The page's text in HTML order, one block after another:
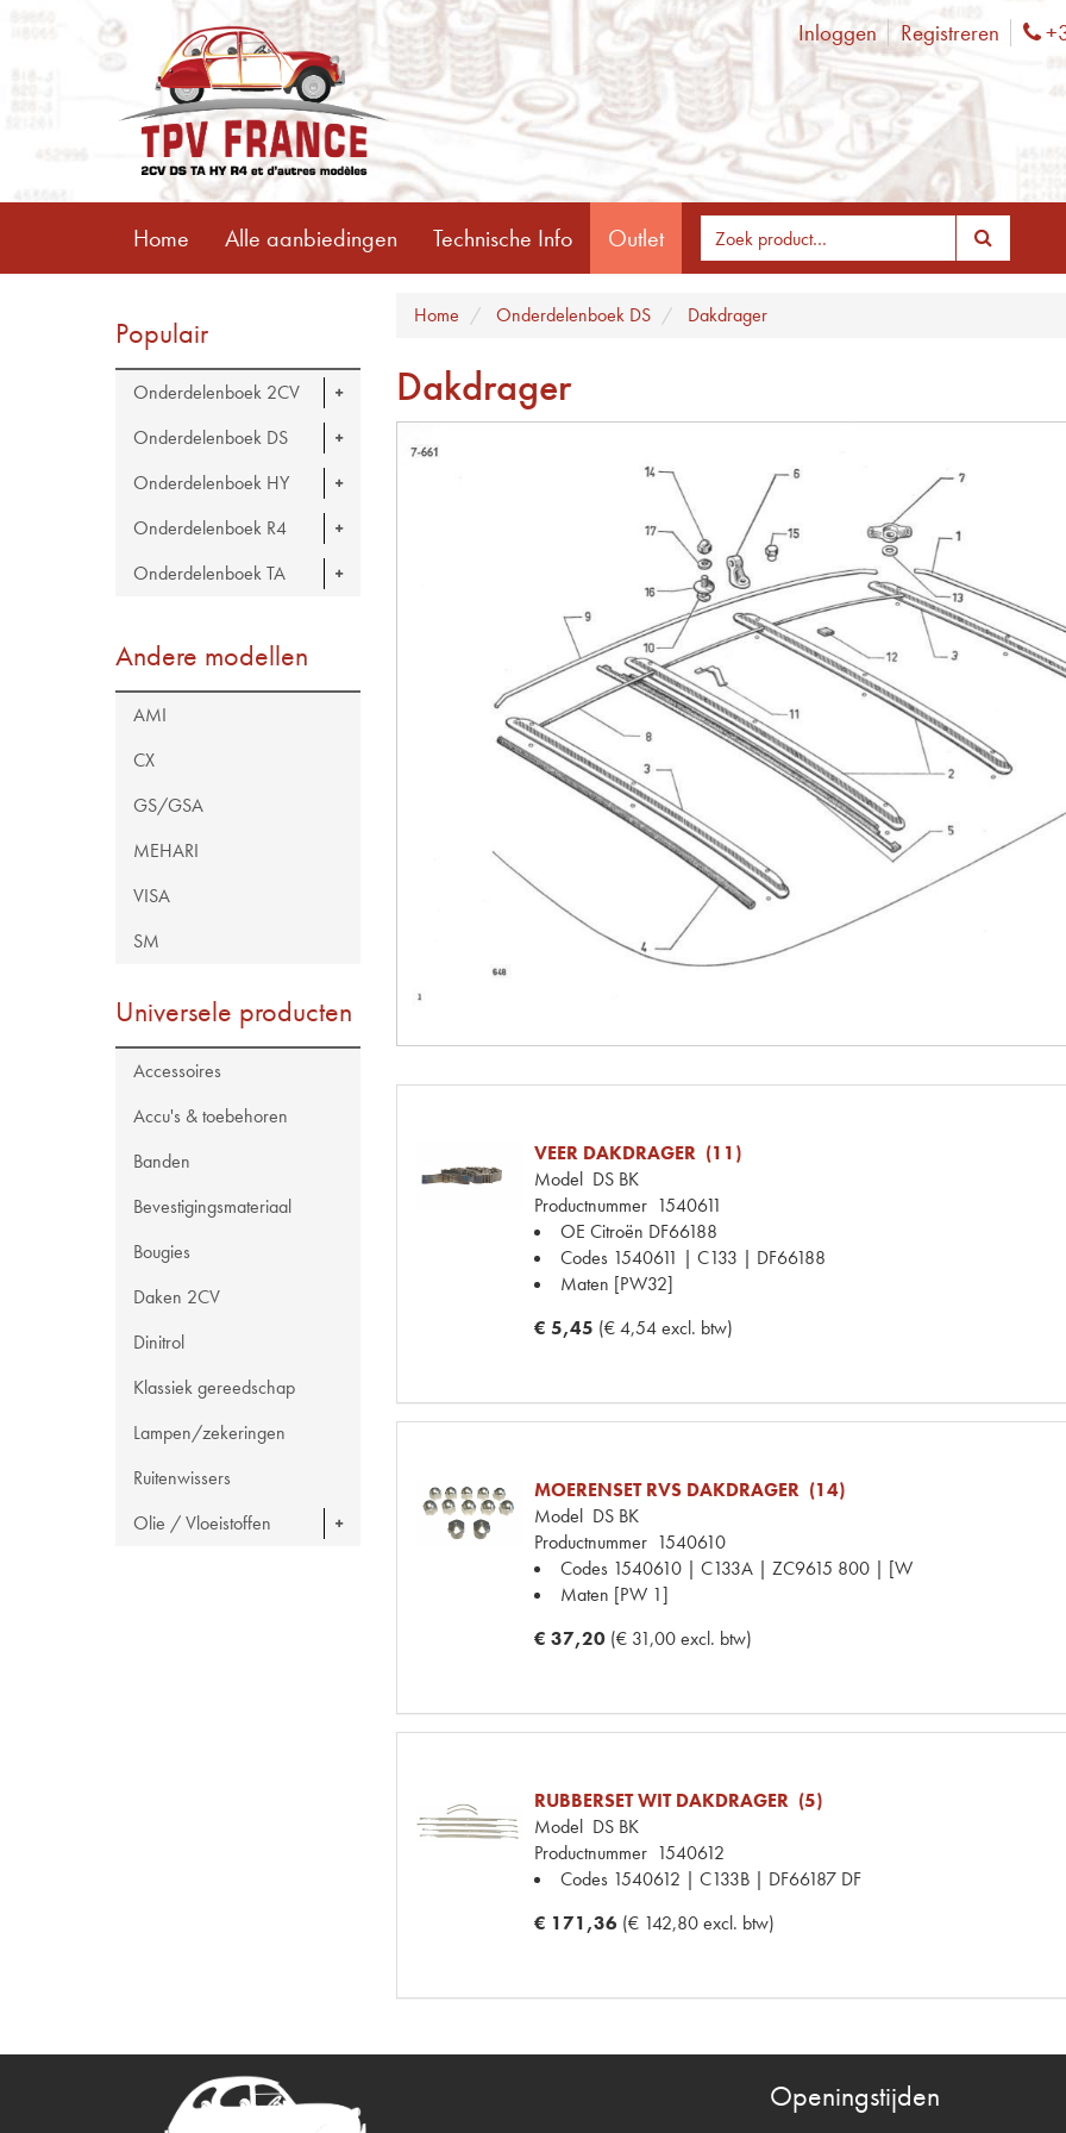
Inloggen Registreren
Home Alle aanbiedingen Technische Info Outlet
Populair
Onderdelenboek 2CV
Onderdelenboek DS
Onderdelenboek HY
Onderdelenboek R4
Onderdelenboek TA
Andere modellen
AMI
CX
GS/GSA
MEHARI
VISA
SM
Universele producten
Accessoires
Accu's & toebehoren
Banden
Bevestigingsmateriaal
Bougies
Daken 2CV
Dinitrol
Klassiek gereedschap
Lampen/zekeringen
Ruitenwissers
Olie / Vloeistoffen
Home Onderdelenboek DS Dakdrager
Dakdrager
VEER DAKDRAGER (11)
Model DS BK
Productnummer 1540611
OE Citroën DF66188
Codes 1540611 | C133 | DF66188
Maten [PW32]
€ 5,45 (€ 4,54 excl. btw)
MOERENSET RVS DAKDRAGER (14)
Model DS BK
Productnummer 1540610
Codes 1540610 | C133A | ZC9615 800 | [W
Maten [PW 1]
€ 37,20 (€ 31,00 excl. btw)
RUBBERSET WIT DAKDRAGER (5)
Model DS BK
Productnummer 1540612
Codes 1540612 | C133B | DF66187 DF
€ 171,36 (€ 142,80 excl. btw)
Openingstijden